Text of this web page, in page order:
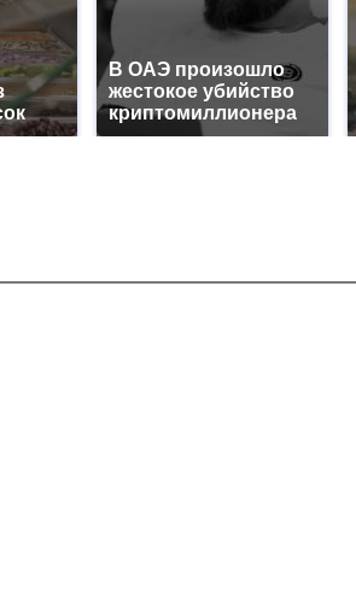
В ОАЭ произошло
жестокое убийство
криптомиллионера